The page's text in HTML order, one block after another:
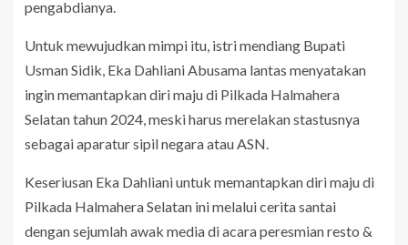
pengabdianya.
Untuk mewujudkan mimpi itu, istri mendiang Bupati
Usman Sidik, Eka Dahliani Abusama lantas menyatakan
ingin memantapkan diri maju di Pilkada Halmahera
Selatan tahun 2024, meski harus merelakan stastusnya
sebagai aparatur sipil negara atau ASN.
Keseriusan Eka Dahliani untuk memantapkan diri maju di
Pilkada Halmahera Selatan ini melalui cerita santai
dengan sejumlah awak media di acara peresmian resto &